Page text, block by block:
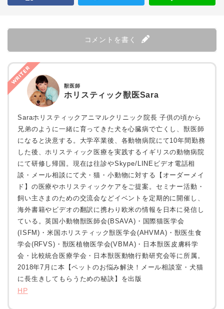
コメントを書く
WRITER 獣医師
ホリスティック獣医Sara
Saraホリスティックアニマルクリニック院長 子供の頃から
兄弟のように一緒に育ってきた犬を心臓病で亡くし、獣医師
になると決意する。大学卒業後、各動物病院にて10年間勤務
した後、ホリスティック医療を実践するイギリスの動物病院
にて研修し帰国。現在は往診やSkype/LINEビデオ電話相
談・メール相談にて犬・猫・小動物に対する【オーダーメイ
ド】の医療やホリスティックケアをご提案。セミナー活動・
飼い主さまのための交流会などイベントを定期的に開催し、
海外書籍やビデオの翻訳に携わり欧米の情報を日本に発信し
ている。英国小動物獣医師会(BSAVA)・国際猫医学会
(ISFM)・米国ホリスティック獣医学会(AHVMA)・獣医生食
学会(RFVS)・獣医植物医学会(VBMA)・日本獣医皮膚科学
会・比較統合医療学会・日本獣医動物行動研究会等に所属。
2018年7月に本【ペットのお悩み解決！メール相談室・犬猫
に長生きしてもらうための秘訣】を出版
HP